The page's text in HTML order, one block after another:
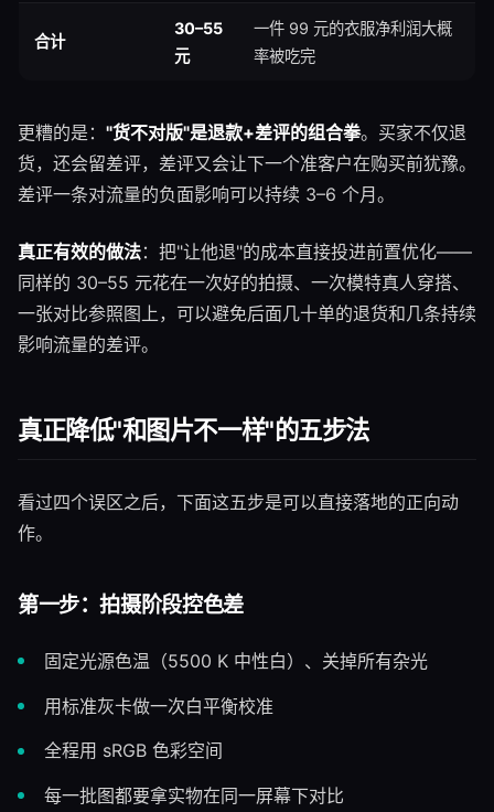
合计
30–55
元
一件 99 元的衣服净利润大概
率被吃完
更糟的是： "货不对版"是退款+差评的组合拳。买家不仅退
货，还会留差评，差评又会让下一个准客户在购买前犹豫。
差评一条对流量的负面影响可以持续 3–6 个月。
真正有效的做法：把"让他退"的成本直接投进前置优化——
同样的 30–55 元花在一次好的拍摄、一次模特真人穿搭、
一张对比参照图上，可以避免后面几十单的退货和几条持续
影响流量的差评。
真正降低"和图片不一样"的五步法
看过四个误区之后，下面这五步是可以直接落地的正向动
作。
第一步：拍摄阶段控色差
固定光源色温（5500 K 中性白）、关掉所有杂光
用标准灰卡做一次白平衡校准
全程用 sRGB 色彩空间
每一批图都要拿实物在同一屏幕下对比